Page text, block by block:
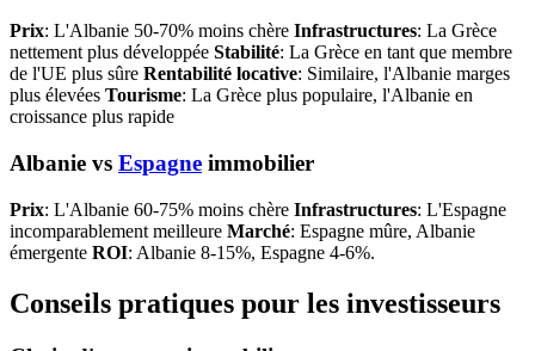
Prix: L'Albanie 50-70% moins chère Infrastructures: La Grèce
nettement plus développée Stabilité: La Grèce en tant que membre
de l'UE plus sûre Rentabilité locative: Similaire, l'Albanie marges
plus élevées Tourisme: La Grèce plus populaire, l'Albanie en
croissance plus rapide
Albanie vs Espagne immobilier
Prix: L'Albanie 60-75% moins chère Infrastructures: L'Espagne
incomparablement meilleure Marché: Espagne mûre, Albanie
émergente ROI: Albanie 8-15%, Espagne 4-6%.
Conseils pratiques pour les investisseurs